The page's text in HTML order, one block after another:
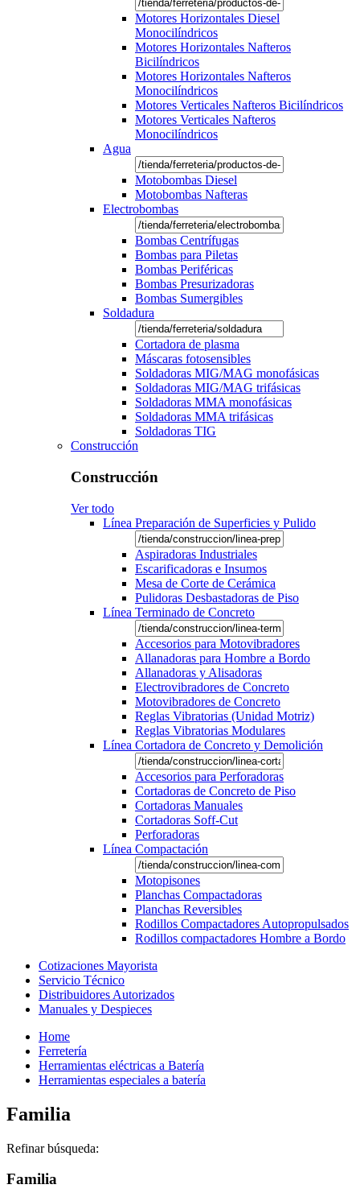
Motores Horizontales Diesel
Monocilíndricos
Motores Horizontales Nafteros
Bicilíndricos
Motores Horizontales Nafteros
Monocilíndricos
Motores Verticales Nafteros Bicilíndricos
Motores Verticales Nafteros
Monocilíndricos
Agua
Motobombas Diesel
Motobombas Nafteras
Electrobombas
Bombas Centrífugas
Bombas para Piletas
Bombas Periféricas
Bombas Presurizadoras
Bombas Sumergibles
Soldadura
Cortadora de plasma
Máscaras fotosensibles
Soldadoras MIG/MAG monofásicas
Soldadoras MIG/MAG trifásicas
Soldadoras MMA monofásicas
Soldadoras MMA trifásicas
Soldadoras TIG
Construcción
Construcción
Ver todo
Línea Preparación de Superficies y Pulido
Aspiradoras Industriales
Escarificadoras e Insumos
Mesa de Corte de Cerámica
Pulidoras Desbastadoras de Piso
Línea Terminado de Concreto
Accesorios para Motovibradores
Allanadoras para Hombre a Bordo
Allanadoras y Alisadoras
Electrovibradores de Concreto
Motovibradores de Concreto
Reglas Vibratorias (Unidad Motriz)
Reglas Vibratorias Modulares
Línea Cortadora de Concreto y Demolición
Accesorios para Perforadoras
Cortadoras de Concreto de Piso
Cortadoras Manuales
Cortadoras Soff-Cut
Perforadoras
Línea Compactación
Motopisones
Planchas Compactadoras
Planchas Reversibles
Rodillos Compactadores Autopropulsados
Rodillos compactadores Hombre a Bordo
Cotizaciones Mayorista
Servicio Técnico
Distribuidores Autorizados
Manuales y Despieces
Home
Ferretería
Herramientas eléctricas a Batería
Herramientas especiales a batería
Familia
Refinar búsqueda:
Familia